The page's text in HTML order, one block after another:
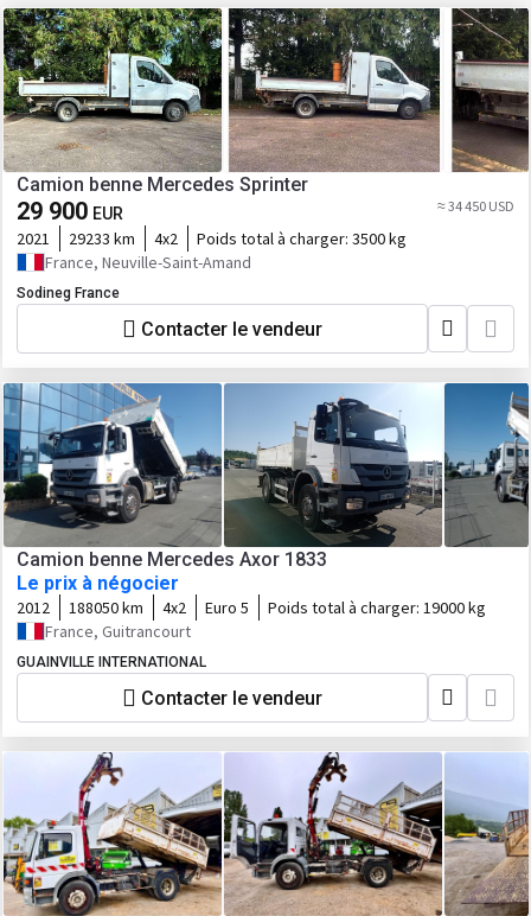
Camion benne Mercedes Sprinter
29 900 EUR ≈ 34 450 USD
2021 29233 km 4x2 Poids total à charger: 3500 kg
France, Neuville-Saint-Amand
Sodineg France
Contacter le vendeur
Camion benne Mercedes Axor 1833
Le prix à négocier
2012 188050 km 4x2 Euro 5 Poids total à charger: 19000 kg
France, Guitrancourt
GUAINVILLE INTERNATIONAL
Contacter le vendeur